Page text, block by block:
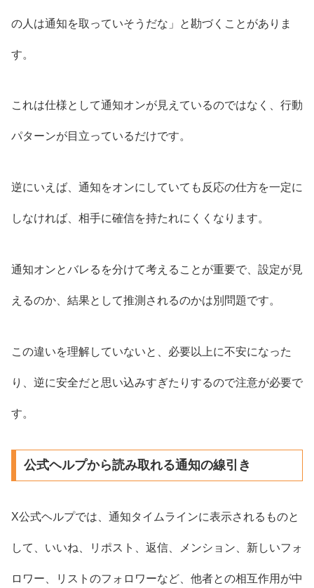
の人は通知を取っていそうだな」と勘づくことがありま
す。
これは仕様として通知オンが見えているのではなく、行動
パターンが目立っているだけです。
逆にいえば、通知をオンにしていても反応の仕方を一定に
しなければ、相手に確信を持たれにくくなります。
通知オンとバレるを分けて考えることが重要で、設定が見
えるのか、結果として推測されるのかは別問題です。
この違いを理解していないと、必要以上に不安になった
り、逆に安全だと思い込みすぎたりするので注意が必要で
す。
公式ヘルプから読み取れる通知の線引き
X公式ヘルプでは、通知タイムラインに表示されるものと
して、いいね、リポスト、返信、メンション、新しいフォ
ロワー、リストのフォロワーなど、他者との相互作用が中